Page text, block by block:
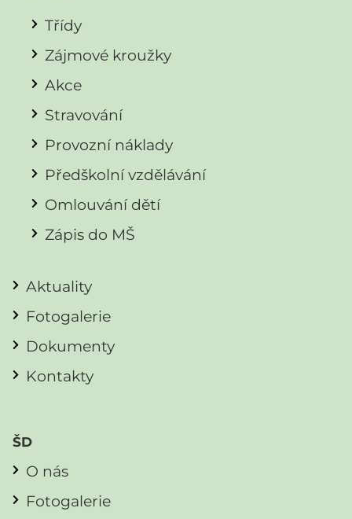
Třídy
Zájmové kroužky
Akce
Stravování
Provozní náklady
Předškolní vzdělávání
Omlouvání dětí
Zápis do MŠ
Aktuality
Fotogalerie
Dokumenty
Kontakty
ŠD
O nás
Fotogalerie